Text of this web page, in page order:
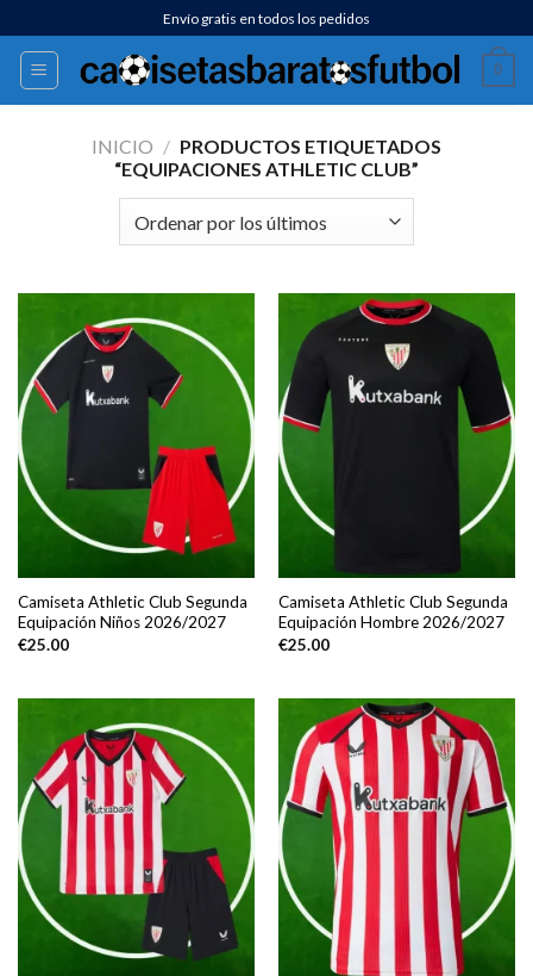
al
contenido
Envío gratis en todos los pedidos
0
INICIO / PRODUCTOS ETIQUETADOS
“EQUIPACIONES ATHLETIC CLUB”
Camiseta Athletic Club Segunda
Equipación Niños 2026/2027
€25.00
Camiseta Athletic Club Segunda
Equipación Hombre 2026/2027
€25.00